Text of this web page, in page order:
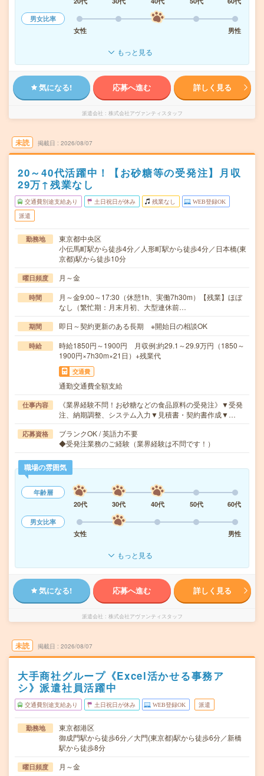
男女比率
女性
男性
もっと見る
気になる! 応募へ進む 詳しく見る
派遣会社 株式会社アヴァンティスタッフ
未読 掲載日 2026/08/07
20～40代活躍中！【お砂糖等の受発注】月収
29万↑残業なし
交通費別途支給あり 土日祝日が休み 残業なし WEB登録OK
派遣
勤務地
東京都中央区
小伝馬町駅から徒歩4分／人形町駅から徒歩4分／日本橋(東
京都)駅から徒歩10分
曜日頻度 月～金
時間
月～金9:00～17:30（休憩1h、実働7h30m）【残業】ほぼ
なし（繁忙期：月末月初、大型連休前…
期間 即日～契約更新のある長期 ※開始日の相談OK
時給
時給1850円～1900円 月収例:約29.1～29.9万円（1850～
1900円×7h30m×21日）+残業代
交通費
通勤交通費全額支給
仕事内容
《業界経験不問！お砂糖などの食品原料の受発注》▼受発
注、納期調整、システム入力▼見積書・契約書作成▼…
応募資格
ブランクOK / 英語力不要
◆受発注業務のご経験（業界経験は不問です！）
職場の雰囲気
年齢層
20代
30代 40代 50代
60代
男女比率
女性
男性
もっと見る
気になる! 応募へ進む 詳しく見る
派遣会社 株式会社アヴァンティスタッフ
未読 掲載日 2026/08/07
大手商社グループ《Excel活かせる事務ア
シ》派遣社員活躍中
交通費別途支給あり 土日祝日が休み WEB登録OK 派遣
勤務地
東京都港区
御成門駅から徒歩6分／大門(東京都)駅から徒歩6分／新橋
駅から徒歩8分
曜日頻度 月～金